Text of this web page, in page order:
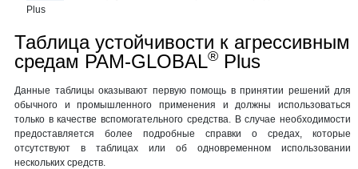
Plus
Таблица устойчивости к агрессивным
средам PAM-GLOBAL® Plus
Данные таблицы оказывают первую помощь в принятии решений для
обычного и промышленного применения и должны использоваться
только в качестве вспомогательного средства. В случае необходимости
предоставляется более подробные справки о средах, которые
отсутствуют в таблицах или об одновременном использовании
нескольких средств.